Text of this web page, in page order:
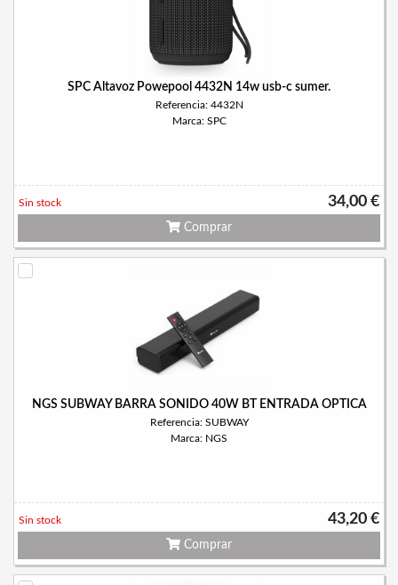
SPC Altavoz Powepool 4432N 14w usb-c sumer.
Referencia: 4432N
Marca: SPC
34,00 €
Sin stock
Comprar
NGS SUBWAY BARRA SONIDO 40W BT ENTRADA OPTICA
Referencia: SUBWAY
Marca: NGS
43,20 €
Sin stock
Comprar